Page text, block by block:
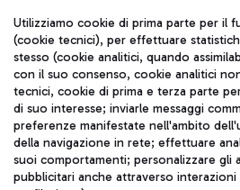
Seguici sui social
TRAVEL
ITA
Utilizziamo cookie di prima parte per il
(cookie tecnici), per effettuare
stesso (cookie analitici, quando
con il suo consenso, cookie analitici
tecnici, cookie di prima e terza parte
di suo interesse; inviarle messaggi
preferenze manifestate nell'ambito
della navigazione in rete; effettuare
suoi comportamenti; personalizzare gli
pubblicitari anche attraverso